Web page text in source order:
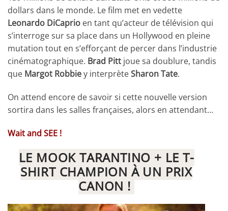
dollars dans le monde. Le film met en vedette
Leonardo DiCaprio en tant qu’acteur de télévision qui
s’interroge sur sa place dans un Hollywood en pleine
mutation tout en s’efforçant de percer dans l’industrie
cinématographique. Brad Pitt joue sa doublure, tandis
que Margot Robbiey interprèteSharon Tate.
On attend encore de savoir si cette nouvelle version
sortira dans les salles françaises, alors en attendant…
Wait and SEE !
LE MOOK TARANTINO + LE T-
SHIRT CHAMPION À UN PRIX
CANON !